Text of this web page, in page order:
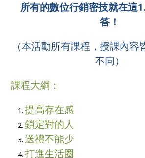
所有的數位行銷密技就在這
答！
（本活動所有課程，授課內容
不同）
課程大綱：
提高存在感
鎖定對的人
送禮不能少
打進生活圈